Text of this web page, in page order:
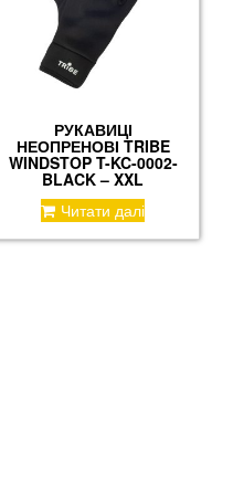
РУКАВИЦІ
НЕОПРЕНОВІ TRIBE
WINDSTOP T-KC-0002-
BLACK – XXL
Читати далі